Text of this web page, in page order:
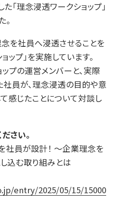
「理念浸透ワークショップ」
を社員へ浸透させることを
ップ」を実施しています。
プの運営メンバーと、実際
社員が、理念浸透の目的や意
感じたことについて対談し
さい。
社員が設計！ ～企業理念を
込む取り組みとは
entry/2025/05/15/15000